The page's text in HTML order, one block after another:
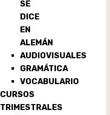
SE
DICE
EN
ALEMÁN
AUDIOVISUALES
GRAMÁTICA
VOCABULARIO
CURSOS
TRIMESTRALES